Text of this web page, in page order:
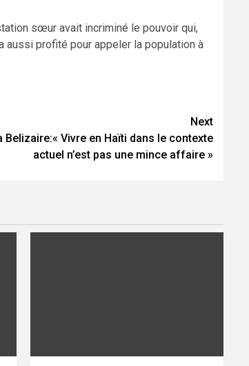
sœur avait incriminé le pouvoir qui,
profité pour appeler la population à
Next
Belizaire:« Vivre en Haïti dans le contexte
actuel n’est pas une mince affaire »